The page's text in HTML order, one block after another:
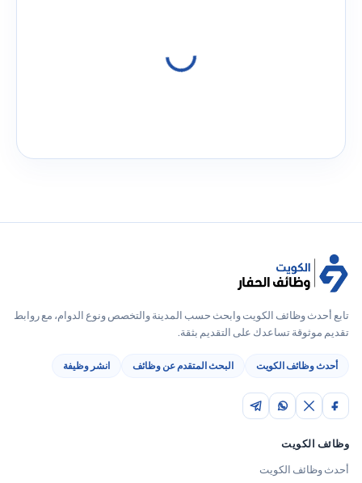
تابع أحدث وظائف الكويت وابحث حسب المدينة والتخصص ونوع الدوام، مع روابط
تقديم موثوقة تساعدك على التقديم بثقة.
أحدث وظائف الكويت البحث المتقدم عن وظائف انشر وظيفة
وظائف الكويت
أحدث وظائف الكويت